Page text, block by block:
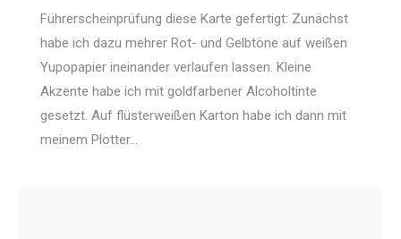
Führerscheinprüfung diese Karte gefertigt: Zunächst
habe ich dazu mehrer Rot- und Gelbtöne auf weißen
Yupopapier ineinander verlaufen lassen. Kleine
Akzente habe ich mit goldfarbener Alcoholtinte
gesetzt. Auf flüsterweißen Karton habe ich dann mit
meinem Plotter…